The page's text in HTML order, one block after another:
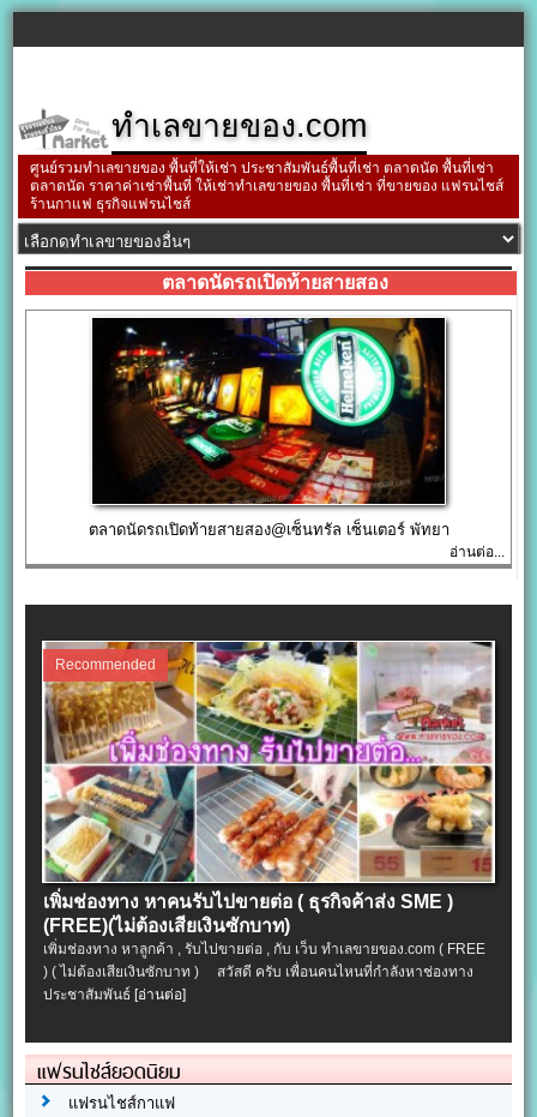
ทำเลขายของ.com
ศูนย์รวมทำเลขายของ พื้นที่ให้เช่า ประชาสัมพันธ์พื้นที่เช่า ตลาดนัด พื้นที่เช่า
ตลาดนัด ราคาค่าเช่าพื้นที่ ให้เช่าทำเลขายของ พื้นที่เช่า ที่ขายของ แฟรนไชส์
ร้านกาแฟ ธุรกิจแฟรนไชส์
ตลาดนัดรถเปิดท้ายสายสอง
ตลาดนัดรถเปิดท้ายสายสอง@เซ็นทรัล เซ็นเตอร์ พัทยา
อ่านต่อ...
Recommended
เพิ่มช่องทาง หาคนรับไปขายต่อ ( ธุรกิจค้าส่ง SME )
(FREE)(ไม่ต้องเสียเงินซักบาท)
เพิ่มช่องทาง หาลูกค้า , รับไปขายต่อ , กับ เว็บ ทำเลขายของ.com ( FREE
) ( ไม่ต้องเสียเงินซักบาท ) สวัสดี ครับ เพื่อนคนไหนที่กำลังหาช่องทาง
ประชาสัมพันธ์[อ่านต่อ]
แฟรนไชส์ยอดนิยม
แฟรนไชส์กาแฟ